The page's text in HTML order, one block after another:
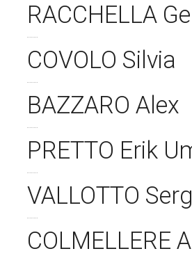
RACCHELLA
COVOLO Silvia
BAZZARO Alex
PRETTO Erik
VALLOTTO
COLMELLERE